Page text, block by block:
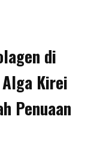
di
Kirei
Penuaan